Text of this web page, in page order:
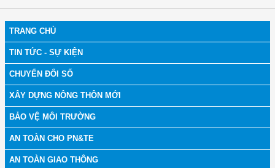
TRANG CHỦ
TIN TỨC - SỰ KIỆN
CHUYỂN ĐỔI SỐ
XÂY DỰNG NÔNG THÔN MỚI
BẢO VỆ MÔI TRƯỜNG
AN TOÀN CHO PN&TE
AN TOÀN GIAO THÔNG